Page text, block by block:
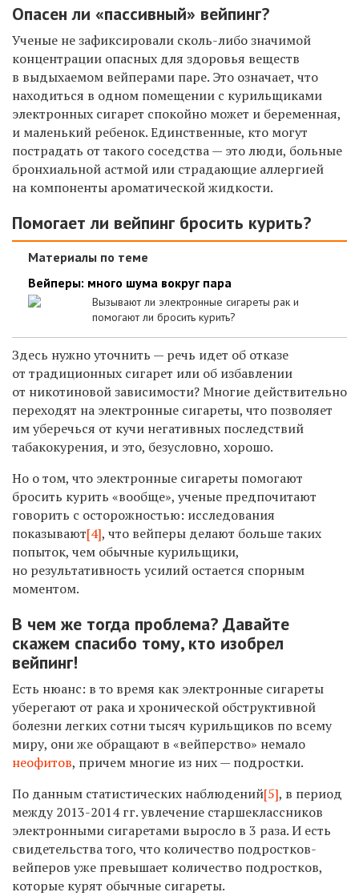
Опасен ли «пассивный» вейпинг?
Ученые не зафиксировали сколь-либо значимой
концентрации опасных для здоровья веществ
в выдыхаемом вейперами паре. Это означает, что
находиться в одном помещении с курильщиками
электронных сигарет спокойно может и беременная,
и маленький ребенок. Единственные, кто могут
пострадать от такого соседства — это люди, больные
бронхиальной астмой или страдающие аллергией
на компоненты ароматической жидкости.
Помогает ли вейпинг бросить курить?
Материалы по теме
Вейперы: много шума вокруг пара
Вызывают ли электронные сигареты рак и
помогают ли бросить курить?
Здесь нужно уточнить — речь идет об отказе
от традиционных сигарет или об избавлении
от никотиновой зависимости? Многие действительно
переходят на электронные сигареты, что позволяет
им уберечься от кучи негативных последствий
табакокурения, и это, безусловно, хорошо.
Но о том, что электронные сигареты помогают
бросить курить «вообще», ученые предпочитают
говорить с осторожностью: исследования
показывают[4], что вейперы делают больше таких
попыток, чем обычные курильщики,
но результативность усилий остается спорным
моментом.
В чем же тогда проблема? Давайте
скажем спасибо тому, кто изобрел
вейпинг!
Есть нюанс: в то время как электронные сигареты
уберегают от рака и хронической обструктивной
болезни легких сотни тысяч курильщиков по всему
миру, они же обращают в «вейперство» немало
неофитов, причем многие из них — подростки.
По данным статистических наблюдений[5], в период
между 2013-2014 гг. увлечение старшеклассников
электронными сигаретами выросло в 3 раза. И есть
свидетельства того, что количество подростков-
вейперов уже превышает количество подростков,
которые курят обычные сигареты.